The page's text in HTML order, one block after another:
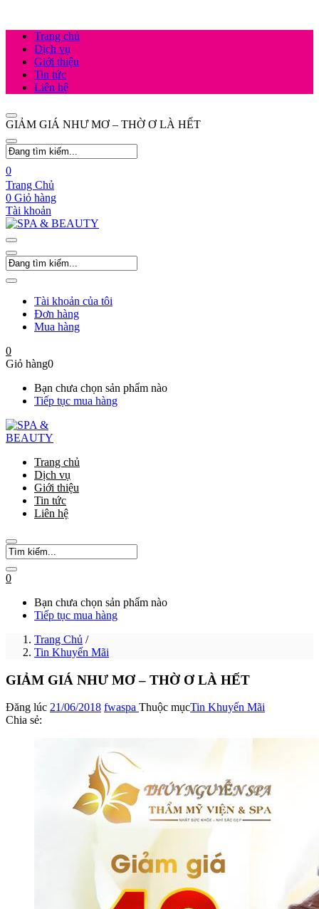
Trang chủ
Dịch vụ
Giới thiệu
Tin tức
Liên hệ
GIẢM GIÁ NHƯ MƠ – THỜ Ơ LÀ HẾT
0
Trang Chủ
0 Giỏ hàng
Tài khoản
Tài khoản của tôi
Đơn hàng
Mua hàng
0
Giỏ hàng0
Bạn chưa chọn sản phẩm nào
Tiếp tục mua hàng
Trang chủ
Dịch vụ
Giới thiệu
Tin tức
Liên hệ
0
Bạn chưa chọn sản phẩm nào
Tiếp tục mua hàng
Trang Chủ /
Tin Khuyến Mãi
GIẢM GIÁ NHƯ MƠ – THỜ Ơ LÀ HẾT
Đăng lúc 21/06/2018 fwaspa Thuộc mụcTin Khuyến Mãi
Chia sẻ: